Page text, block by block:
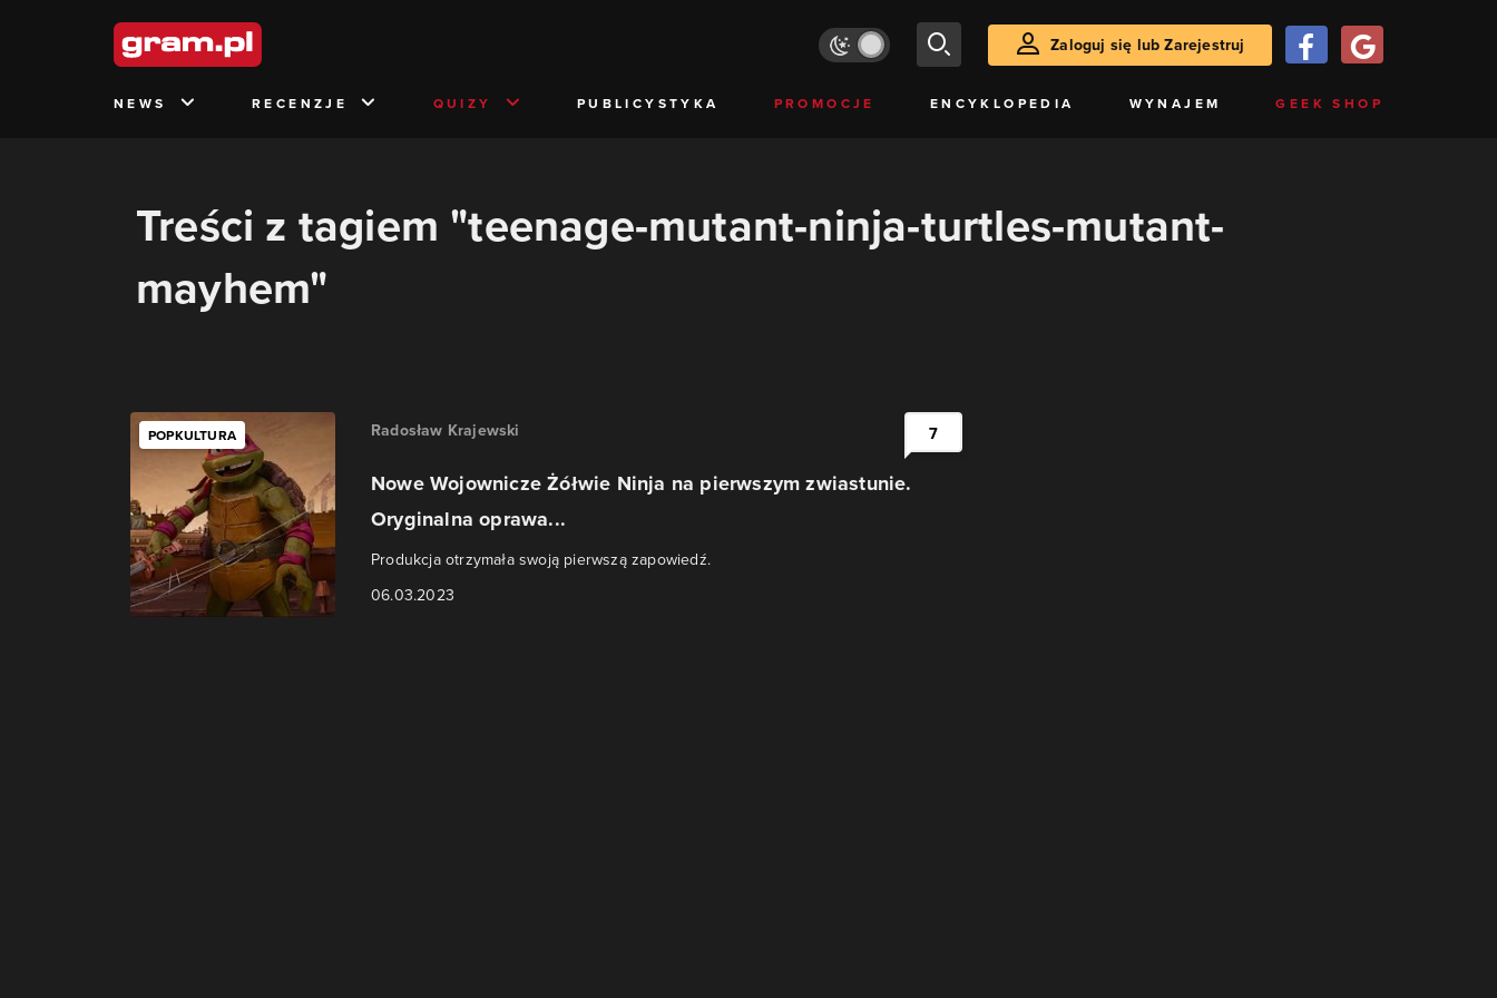
Zaloguj się lub Zarejestruj
NEWS RECENZJE QUIZY PUBLICYSTYKA PROMOCJE ENCYKLOPEDIA WYNAJEM GEEK SHOP
Treści z tagiem "teenage-mutant-ninja-turtles-mutant-
mayhem"
POPKULTURA Radosław Krajewski
Nowe Wojownicze Żółwie Ninja na pierwszym zwiastunie.
Oryginalna oprawa...
Produkcja otrzymała swoją pierwszą zapowiedź.
06.03.2023
7